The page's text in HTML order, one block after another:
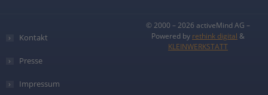
Kontakt
Presse
Impressum
© 2000 – 2026 activeMind AG –
Powered by rethink digital &
KLEINWERKSTATT